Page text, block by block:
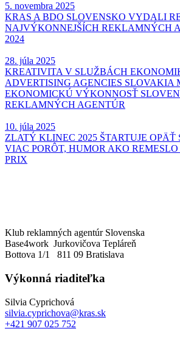
5. novembra 2025
KRAS A BDO SLOVENSKO VYDALI
NAJVÝKONNEJŠÍCH REKLAMNÝCH
2024
28. júla 2025
KREATIVITA V SLUŽBÁCH
ADVERTISING AGENCIES SLOVAKIA
EKONOMICKÚ VÝKONNOSŤ
REKLAMNÝCH AGENTÚR
10. júla 2025
ZLATÝ KLINEC 2025 ŠTARTUJE
VIAC PORÔT, HUMOR AKO
PRIX
Klub reklamných agentúr Slovenska
Base4work Jurkovičova Tepláreň
Bottova 1/1 811 09 Bratislava
Výkonná riaditeľka
Silvia Cyprichová
silvia.cyprichova@kras.sk
+421 907 025 752